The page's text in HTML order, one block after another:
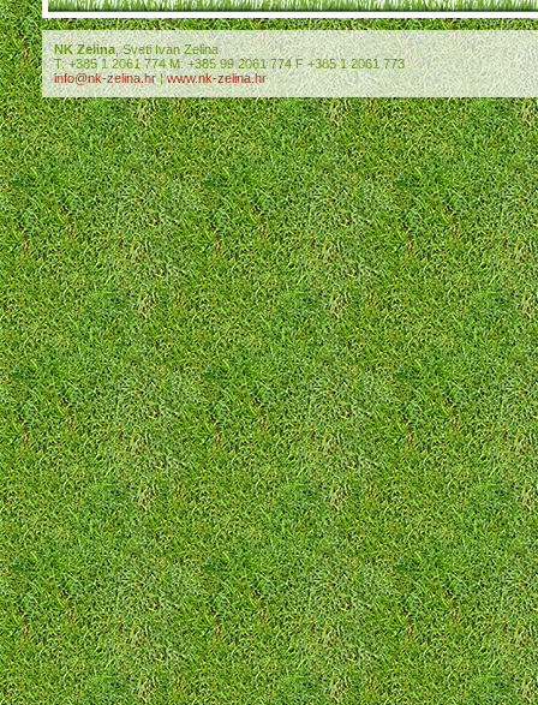
NK Zelina, Sveti Ivan Zelina
T: +385 1 2061 774 M: +385 99 2061 774 F +385 1 2061 773
info@nk-zelina.hr|www.nk-zelina.hr